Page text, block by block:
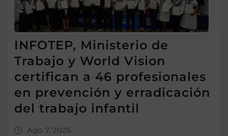
INFOTEP, Ministerio de
Trabajo y World Vision
certifican a 46 profesionales
en prevención y erradicación
del trabajo infantil
Ago 7, 2026